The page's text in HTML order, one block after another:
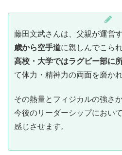
藤田文武さんは、父親が運営
歳から空手道に親しんでこら
高校・大学ではラグビー部に
て体力・精神力の両面を磨かれ
その熱量とフィジカルの強さか
今後のリーダーシップにおい
感じさせます。